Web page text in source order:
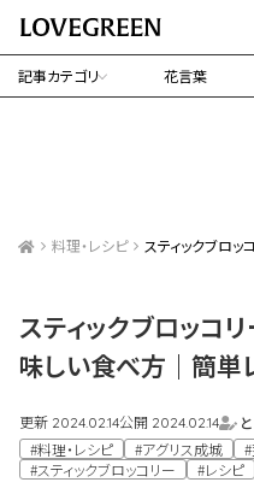
記事カテゴリ 花言葉
料理・レシピ スティックブロ
スティックブロッコ
味しい食べ方｜簡単
更新 2024.02.14公開 2024.02.14
#料理・レシピ
#アグリス成城
#スティックブロッコリー
#レシピ